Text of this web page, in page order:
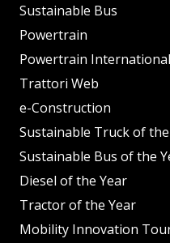
Sustainable Bus
Powertrain
Powertrain International
Trattori Web
e-Construction
Sustainable Truck of
Sustainable Bus of the
Diesel of the Year
Tractor of the Year
Mobility Innovation